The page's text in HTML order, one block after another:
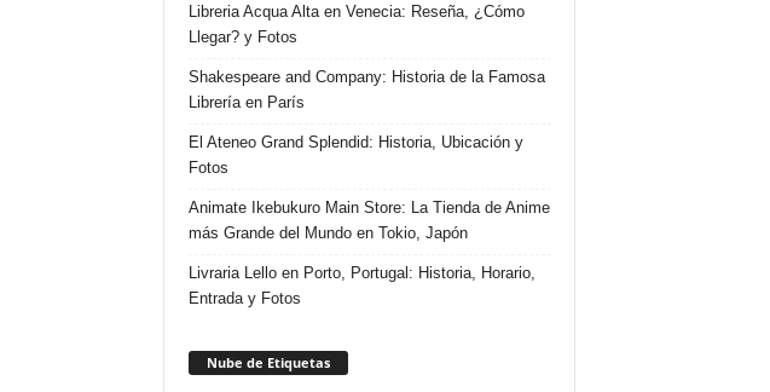
Libreria Acqua Alta en Venecia: Reseña, ¿Cómo
Llegar? y Fotos
Shakespeare and Company: Historia de la Famosa
Librería en París
El Ateneo Grand Splendid: Historia, Ubicación y
Fotos
Animate Ikebukuro Main Store: La Tienda de Anime
más Grande del Mundo en Tokio, Japón
Livraria Lello en Porto, Portugal: Historia, Horario,
Entrada y Fotos
Nube de Etiquetas